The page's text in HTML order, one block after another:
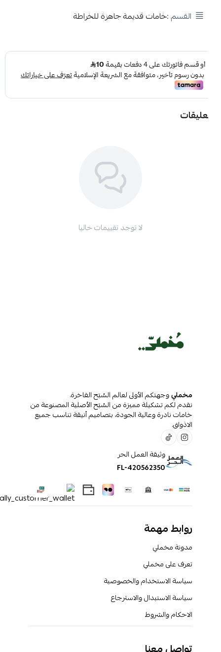
استعراض
القسم :خامات قديمة جاهزة للخراطة
لا توجد تقييمات حاليا
مخمليوجهتكم الأولى لعالم السُبَح الفاخرة.
نقدم لكم تشكيلة مميزة من السُبَح الأصلية المصنوعة من
خامات نادرة وعالية الجودة، بتصاميم أنيقة تناسب جميع
الاذواق.
وثيقة العمل الحر
FL-420562350
روابط مهمة
مدونة مخملي
تعرف على مخملي
سياسة الاستخدام والخصوصية
سياسة الاستبدال والاسترجاع
الاحكام والشروط